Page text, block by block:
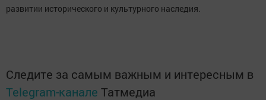
развитии исторического и культурного наследия.
Следите за самым важным и интересным в
Telegram-канале Татмедиа